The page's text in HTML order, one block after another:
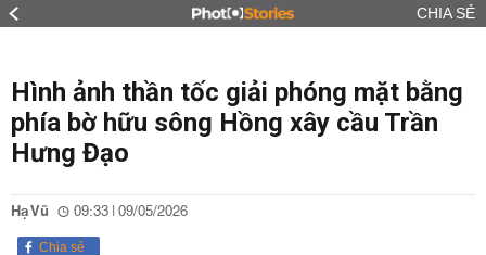
CHIA SẺ
Hình ảnh thần tốc giải phóng mặt bằng
phía bờ hữu sông Hồng xây cầu Trần
Hưng Đạo
Hạ Vũ 09:33 | 09/05/2026
Chia sẻ